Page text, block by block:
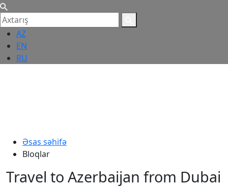
AZ
EN
RU
Əsas səhifə
Bloqlar
Travel to Azerbaijan from Dubai